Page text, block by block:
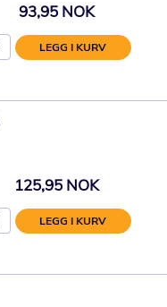
93,95 NOK
LEGG I KURV
125,95 NOK
LEGG I KURV